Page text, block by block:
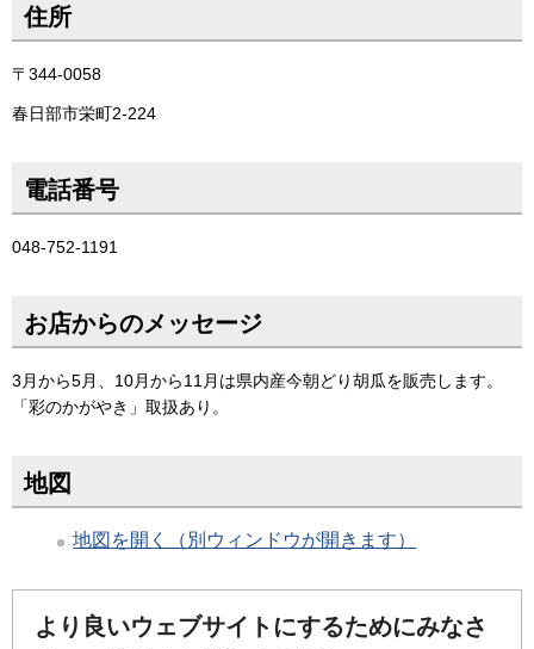
住所
〒344-0058
春日部市栄町2-224
電話番号
048-752-1191
お店からのメッセージ
3月から5月、10月から11月は県内産今朝どり胡瓜を販売します。
「彩のかがやき」取扱あり。
地図
地図を開く（別ウィンドウが開きます）
より良いウェブサイトにするためにみなさ